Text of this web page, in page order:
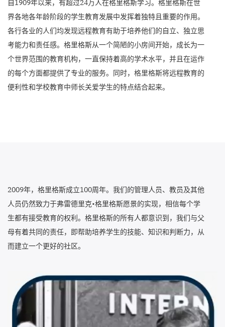
自1909年以来，有超过24万人在格里格斯学习。格里格斯在世
界各地各年龄阶段的学生教育发展中发挥着独特且重要的作用。
各行各业的人们均发现远程教育有助于培养他们的自立、独立思
考能力和责任感。格里格斯从一个简陋的小房间开始，成长为一
个世界范围的教育机构，一直保持着高的学术水平，并且在运作
的每个方面都提供了专业的服务。同时，格里格斯将远程教育的
便利性和学校教育中师长关爱学生的特点结合起来。
2009年，格里格斯成立100周年。我们的管理人员、教员及其他
人员仍然致力于弗雷德里克•格里格斯愿景的实现，相信每个学
生都有接受教育的权利。格里格斯的所有人都意识到，我们与父
母有着共同的责任，即帮助培养学生的技能、知识和判断力，从
而建立一个更好的社区。